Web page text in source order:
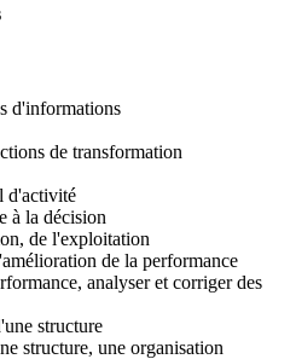
d'informations
de transformation
d'activité
à la décision
de l'exploitation
de la performance
analyser et corriger des
structure
structure, une organisation